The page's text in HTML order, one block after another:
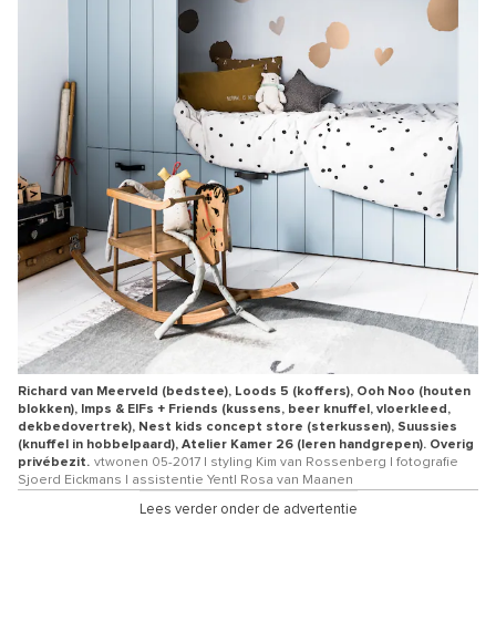
Richard van Meerveld (bedstee), Loods 5 (koffers), Ooh Noo (houten
blokken), Imps & ElFs + Friends (kussens, beer knuffel, vloerkleed,
dekbedovertrek), Nest kids concept store (sterkussen), Suussies
(knuffel in hobbelpaard), Atelier Kamer 26 (leren handgrepen). Overig
privébezit. vtwonen 05-2017 | styling Kim van Rossenberg | fotografie
Sjoerd Eickmans | assistentie Yentl Rosa van Maanen
Lees verder onder de advertentie